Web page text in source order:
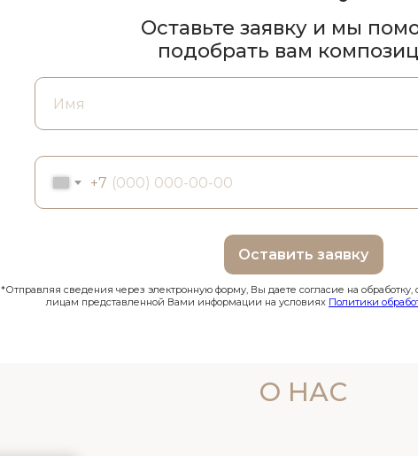
+7
Оставить заявку
Оставьте заявку и мы
подобрать вам
*Отправляя сведения через электронную форму, Вы даете согласие на
лицам представленной Вами информации на условиях Политики
О НАС